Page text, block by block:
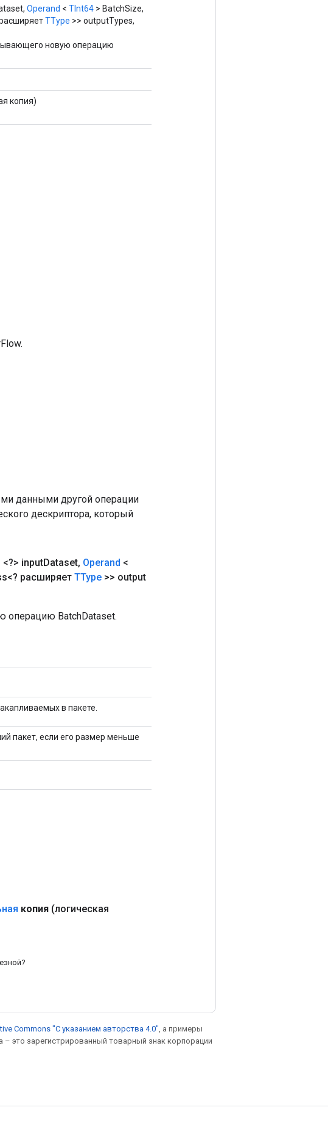
Operand < TInt64 > BatchSize,
TType >> outputTypes,
новую операцию
копия)
данными другой операции
дескриптора, который
<?> inputDataset, Operand <
расширяет TType >> output
операцию BatchDataset.
в пакете.
пакет, если его размер меньше
копия (логическая
Commons "С указанием авторства 4.0" , а примеры
– это зарегистрированный товарный знак корпорации